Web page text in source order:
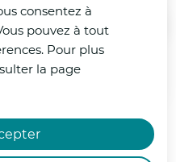
consentez à
pouvez à tout
Pour plus
la page
Calais est placé
par Météo-
24 juin à
Xavier
Calais, a de
de l’État